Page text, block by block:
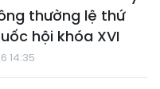
thường lệ thứ
hội khóa XVI
14:35